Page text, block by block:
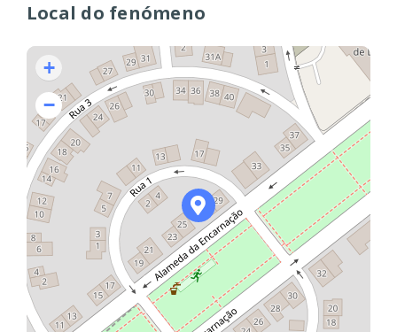
Local do fenómeno
+
−